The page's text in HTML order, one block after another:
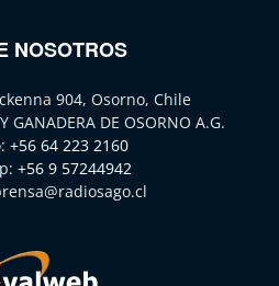
NOSOTROS
904, Osorno, Chile
GANADERA DE OSORNO A.G.
+56 64 223 2160
+56 9 57244942